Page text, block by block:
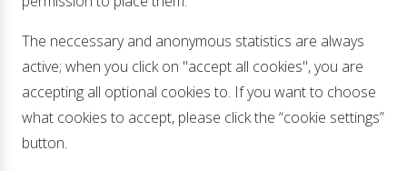
The neccessary and anonymous statistics are always
active; when you click on "accept all cookies", you are
accepting all optional cookies to. If you want to choose
what cookies to accept, please click the “cookie settings”
button.